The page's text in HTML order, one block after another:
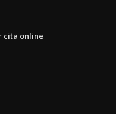
cita online